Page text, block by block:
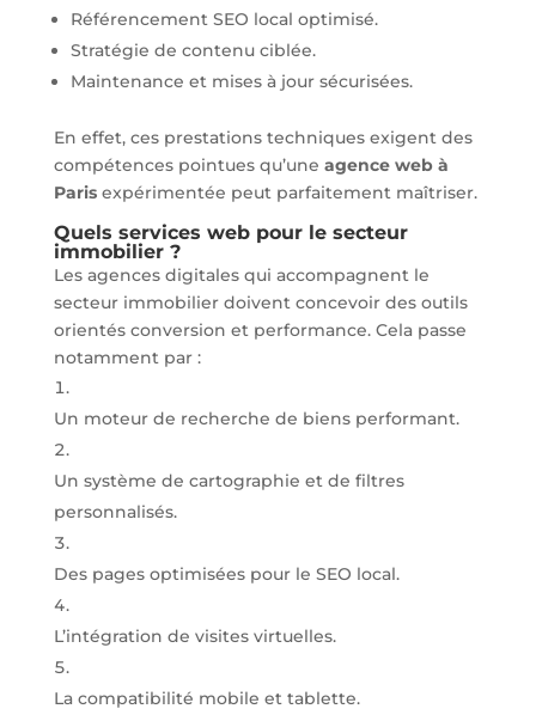
Référencement SEO local optimisé.
Stratégie de contenu ciblée.
Maintenance et mises à jour sécurisées.
En effet, ces prestations techniques exigent des
compétences pointues qu’une agence web à
Parisexpérimentée peut parfaitement maîtriser.
Quels services web pour le secteur
immobilier ?
Les agences digitales qui accompagnent le
secteur immobilier doivent concevoir des outils
orientés conversion et performance. Cela passe
notamment par :
Un moteur de recherche de biens performant.
Un système de cartographie et de filtres
personnalisés.
Des pages optimisées pour le SEO local.
L’intégration de visites virtuelles.
La compatibilité mobile et tablette.